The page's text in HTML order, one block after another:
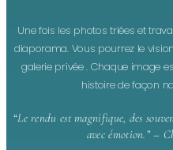
Une fois les photos triées et
diaporama. Vous pourrez le
galerie privée . Chaque image
histoire de façon
“Le rendu est magnifique, des
avec émotion.” –